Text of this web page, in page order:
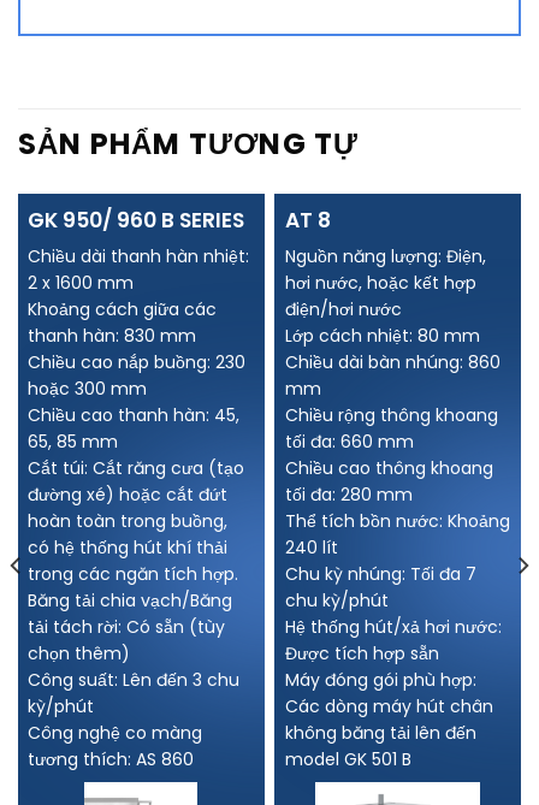
SẢN PHẨM TƯƠNG TỰ
GK 950/ 960 B SERIES
Chiều dài thanh hàn nhiệt:
2 x 1600 mm
Khoảng cách giữa các
thanh hàn: 830 mm
Chiều cao nắp buồng: 230
hoặc 300 mm
Chiều cao thanh hàn: 45,
65, 85 mm
Cắt túi: Cắt răng cưa (tạo
đường xé) hoặc cắt đứt
hoàn toàn trong buồng,
có hệ thống hút khí thải
trong các ngăn tích hợp.
Băng tải chia vạch/Băng
tải tách rời: Có sẵn (tùy
chọn thêm)
Công suất: Lên đến 3 chu
kỳ/phút
Công nghệ co màng
tương thích: AS 860
AT 8
Nguồn năng lượng: Điện,
hơi nước, hoặc kết hợp
điện/hơi nước
Lớp cách nhiệt: 80 mm
Chiều dài bàn nhúng: 860
mm
Chiều rộng thông khoang
tối đa: 660 mm
Chiều cao thông khoang
tối đa: 280 mm
Thể tích bồn nước: Khoảng
240 lít
Chu kỳ nhúng: Tối đa 7
chu kỳ/phút
Hệ thống hút/xả hơi nước:
Được tích hợp sẵn
Máy đóng gói phù hợp:
Các dòng máy hút chân
không băng tải lên đến
model GK 501 B